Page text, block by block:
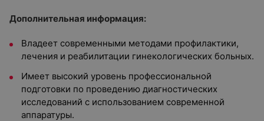
Дополнительная информация:
Владеет современными методами профилактики,
лечения и реабилитации гинекологических больных.
Имеет высокий уровень профессиональной
подготовки по проведению диагностических
исследований с использованием современной
аппаратуры.